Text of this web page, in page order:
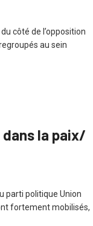
côté de l’opposition
au sein
la paix/
parti politique Union
fortement mobilisés,